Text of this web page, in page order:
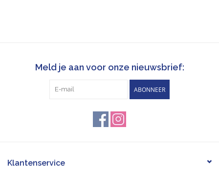
Meld je aan voor onze nieuwsbrief:
ABONNEER
Klantenservice